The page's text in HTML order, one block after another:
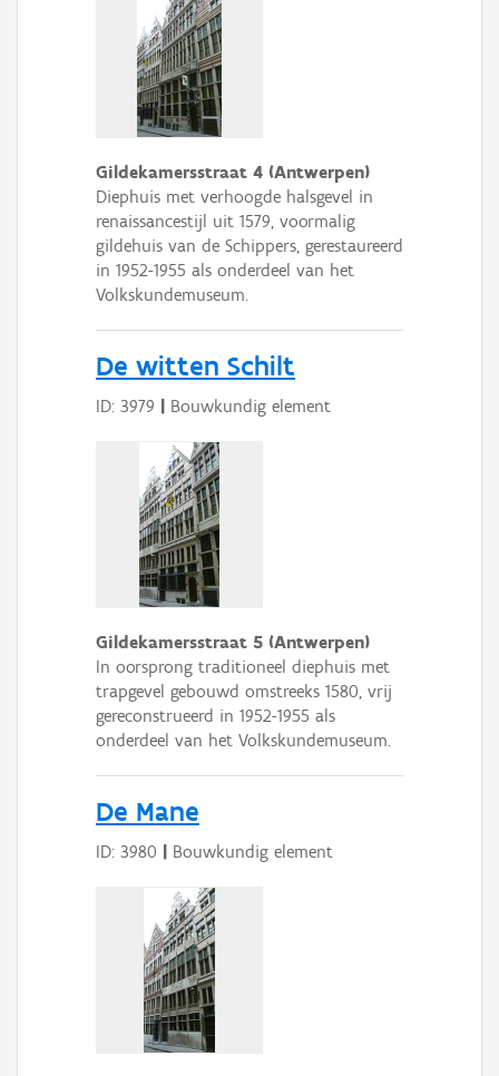
Gildekamersstraat 4 (Antwerpen)
Diephuis met verhoogde halsgevel in
renaissancestijl uit 1579, voormalig
gildehuis van de Schippers, gerestaureerd
in 1952-1955 als onderdeel van het
Volkskundemuseum.
De witten Schilt
ID: 3979 | Bouwkundig element
Gildekamersstraat 5 (Antwerpen)
In oorsprong traditioneel diephuis met
trapgevel gebouwd omstreeks 1580, vrij
gereconstrueerd in 1952-1955 als
onderdeel van het Volkskundemuseum.
De Mane
ID: 3980 Bouwkundig element